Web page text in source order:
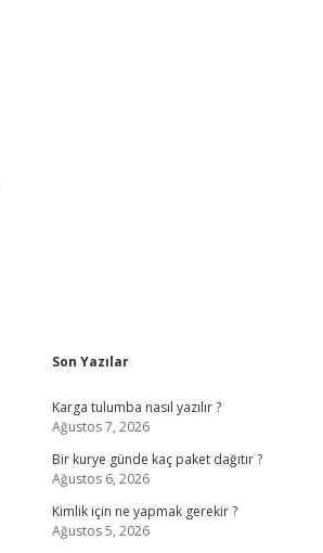
Sidebar
Son Yazılar
Karga tulumba nasıl yazılır ?
Ağustos 7, 2026
Bir kurye günde kaç paket dağıtır ?
Ağustos 6, 2026
Kimlik için ne yapmak gerekir ?
Ağustos 5, 2026